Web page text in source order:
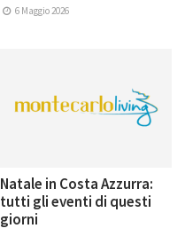
6 Maggio 2026
Natale in Costa Azzurra:
tutti gli eventi di questi
giorni